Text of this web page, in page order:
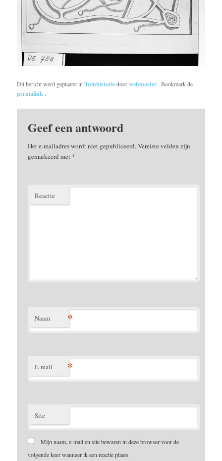
Dit bericht werd geplaatst inTuinhistoriedoorwebmaster . Bookmark de
permalink .
Geef een antwoord
Het e-mailadres wordt niet gepubliceerd. Vereiste velden zijn
gemarkeerd met *
Reactie
Naam *
E-mail *
Site
Mijn naam, e-mail en site bewaren in deze browser voor de
volgende keer wanneer ik een reactie plaats.